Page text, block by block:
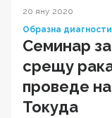
20 яну 2020
Образна
Семинар
срещу
проведе
Токуда